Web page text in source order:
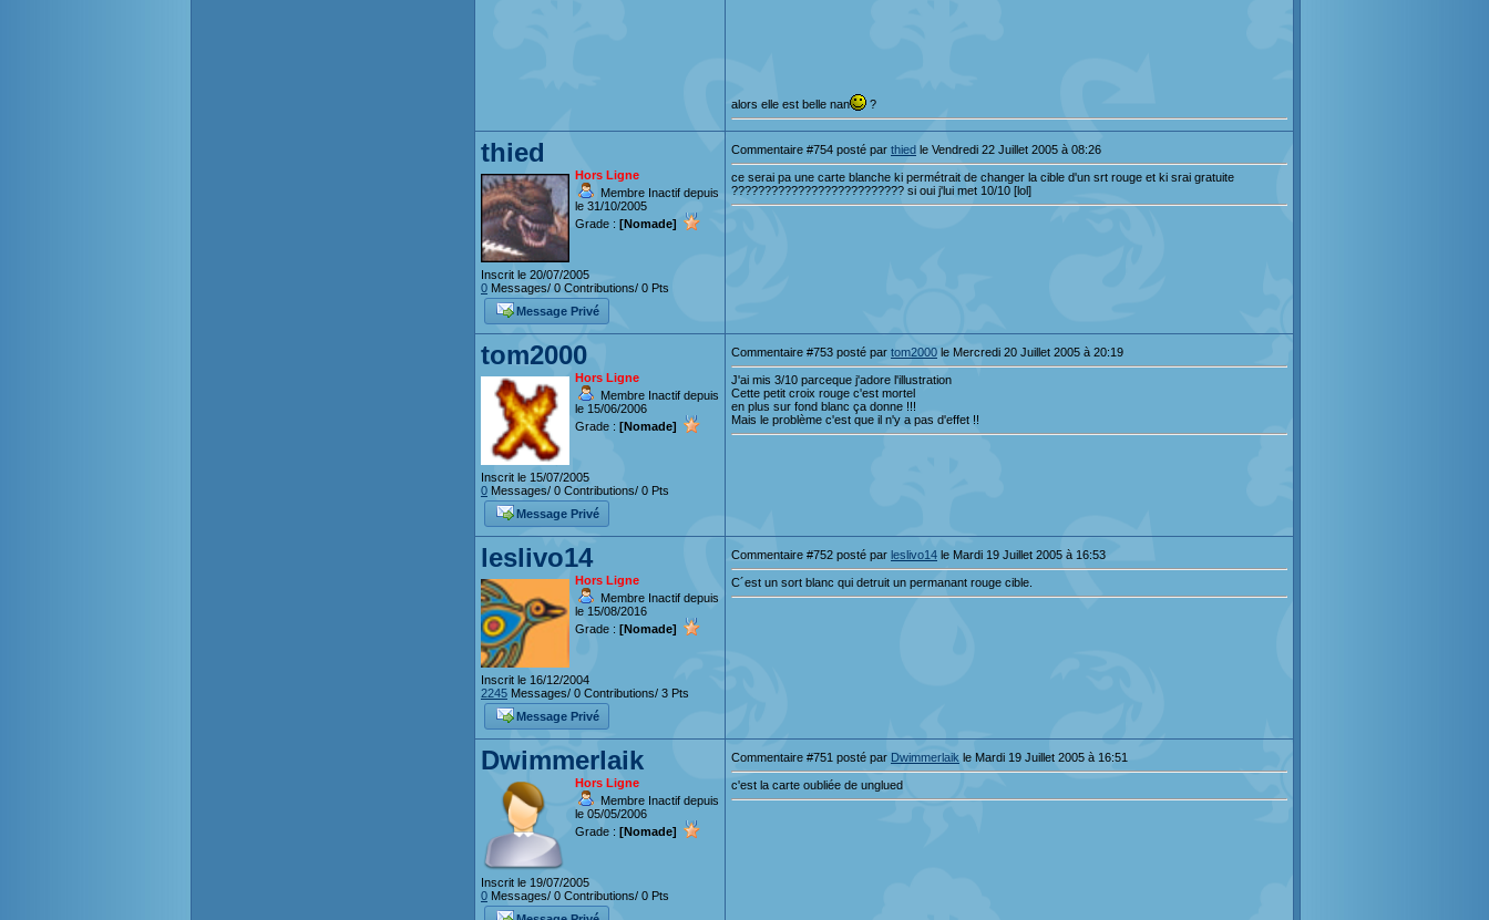
alors elle est belle nan ?
thied
Hors Ligne
Membre Inactif depuis
le 31/10/2005
Grade : [Nomade]
Inscrit le 20/07/2005
0 Messages/ 0 Contributions/ 0 Pts
Message Privé
Commentaire #754 posté par thied le Vendredi 22 Juillet 2005 à 08:26
ce serai pa une carte blanche ki permétrait de changer la cible d'un srt rouge et ki srai gratuite
?????????????????????????? si oui j'lui met 10/10 [lol]
tom2000
Hors Ligne
Membre Inactif depuis
le 15/06/2006
Grade : [Nomade]
Inscrit le 15/07/2005
0 Messages/ 0 Contributions/ 0 Pts
Message Privé
Commentaire #753 posté par tom2000 le Mercredi 20 Juillet 2005 à 20:19
J'ai mis 3/10 parceque j'adore l'illustration
Cette petit croix rouge c'est mortel
en plus sur fond blanc ça donne !!!
Mais le problème c'est que il n'y a pas d'effet !!
leslivo14
Hors Ligne
Membre Inactif depuis
le 15/08/2016
Grade : [Nomade]
Inscrit le 16/12/2004
2245 Messages/ 0 Contributions/ 3 Pts
Message Privé
Commentaire #752 posté par leslivo14 le Mardi 19 Juillet 2005 à 16:53
C´est un sort blanc qui detruit un permanant rouge cible.
Dwimmerlaik
Hors Ligne
Membre Inactif depuis
le 05/05/2006
Grade : [Nomade]
Inscrit le 19/07/2005
0 Messages/ 0 Contributions/ 0 Pts
Commentaire #751 posté par Dwimmerlaik le Mardi 19 Juillet 2005 à 16:51
c'est la carte oubliée de unglued